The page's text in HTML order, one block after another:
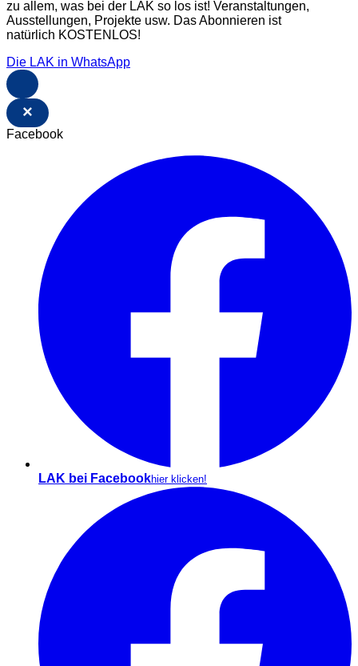
zu allem, was bei der LAK so los ist! Veranstaltungen,
Ausstellungen, Projekte usw. Das Abonnieren ist
natürlich KOSTENLOS!
Die LAK in WhatsApp
×
Facebook
LAK bei Facebookhier klicken!